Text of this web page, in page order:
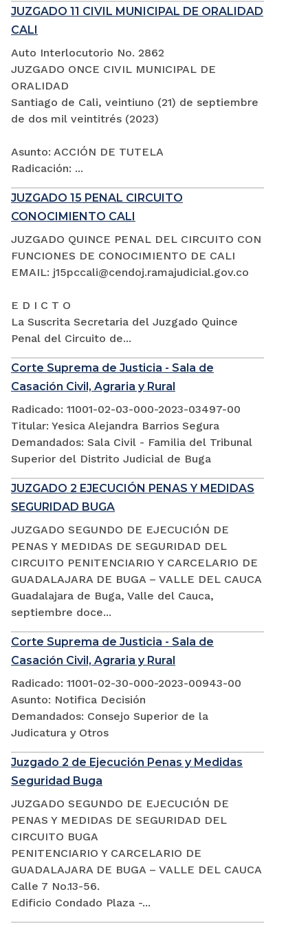
JUZGADO 11 CIVIL MUNICIPAL DE ORALIDAD
CALI
Auto Interlocutorio No. 2862
JUZGADO ONCE CIVIL MUNICIPAL DE
ORALIDAD
Santiago de Cali, veintiuno (21) de septiembre
de dos mil veintitrés (2023)
Asunto: ACCIÓN DE TUTELA
Radicación: ...
JUZGADO 15 PENAL CIRCUITO
CONOCIMIENTO CALI
JUZGADO QUINCE PENAL DEL CIRCUITO CON
FUNCIONES DE CONOCIMIENTO DE CALI
EMAIL: j15pccali@cendoj.ramajudicial.gov.co
E D I C T O
La Suscrita Secretaria del Juzgado Quince
Penal del Circuito de...
Corte Suprema de Justicia - Sala de
Casación Civil, Agraria y Rural
Radicado: 11001-02-03-000-2023-03497-00
Titular: Yesica Alejandra Barrios Segura
Demandados: Sala Civil - Familia del Tribunal
Superior del Distrito Judicial de Buga
JUZGADO 2 EJECUCIÓN PENAS Y MEDIDAS
SEGURIDAD BUGA
JUZGADO SEGUNDO DE EJECUCIÓN DE
PENAS Y MEDIDAS DE SEGURIDAD DEL
CIRCUITO PENITENCIARIO Y CARCELARIO DE
GUADALAJARA DE BUGA – VALLE DEL CAUCA
Guadalajara de Buga, Valle del Cauca,
septiembre doce...
Corte Suprema de Justicia - Sala de
Casación Civil, Agraria y Rural
Radicado: 11001-02-30-000-2023-00943-00
Asunto: Notifica Decisión
Demandados: Consejo Superior de la
Judicatura y Otros
Juzgado 2 de Ejecución Penas y Medidas
Seguridad Buga
JUZGADO SEGUNDO DE EJECUCIÓN DE
PENAS Y MEDIDAS DE SEGURIDAD DEL
CIRCUITO BUGA
PENITENCIARIO Y CARCELARIO DE
GUADALAJARA DE BUGA – VALLE DEL CAUCA
Calle 7 No.13-56.
Edificio Condado Plaza -...